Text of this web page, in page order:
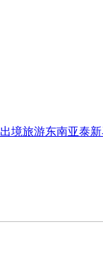
出境旅游东南亚泰